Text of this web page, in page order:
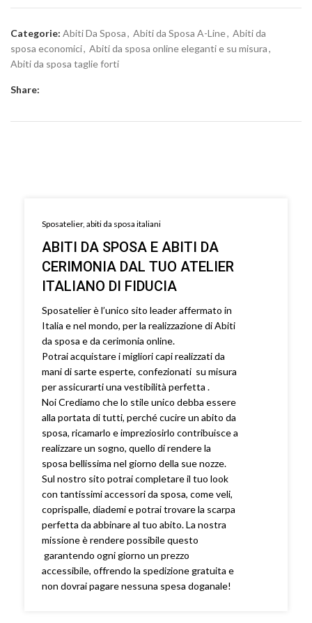
Categorie: Abiti Da Sposa, Abiti da Sposa A-Line, Abiti da
sposa economici, Abiti da sposa online eleganti e su misura,
Abiti da sposa taglie forti
Share:
Sposatelier, abiti da sposa italiani
ABITI DA SPOSA E ABITI DA
CERIMONIA DAL TUO ATELIER
ITALIANO DI FIDUCIA
Sposatelier è l’unico sito leader affermato in
Italia e nel mondo, per la realizzazione di Abiti
da sposa e da cerimonia online.
Potrai acquistare i migliori capi realizzati da
mani di sarte esperte, confezionati su misura
per assicurarti una vestibilità perfetta .
Noi Crediamo che lo stile unico debba essere
alla portata di tutti, perché cucire un abito da
sposa, ricamarlo e impreziosirlo contribuisce a
realizzare un sogno, quello di rendere la
sposa bellissima nel giorno della sue nozze.
Sul nostro sito potrai completare il tuo look
con tantissimi accessori da sposa, come veli,
coprispalle, diademi e potrai trovare la scarpa
perfetta da abbinare al tuo abito. La nostra
missione è rendere possibile questo
garantendo ogni giorno un prezzo
accessibile, offrendo la spedizione gratuita e
non dovrai pagare nessuna spesa doganale!